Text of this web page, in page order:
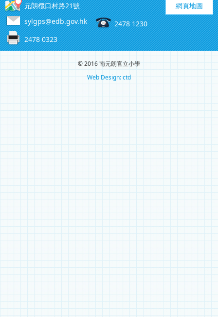
網頁地圖
元朗欖口村路21號
sylgps@edb.gov.hk
2478 1230
2478 0323
© 2016 南元朗官立小學
Web Design: ctd